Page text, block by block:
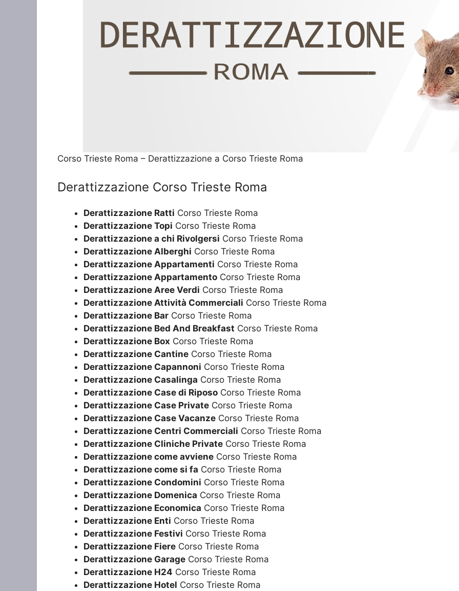
Corso Trieste Roma – Derattizzazione a Corso Trieste Roma
Derattizzazione Corso Trieste Roma
Derattizzazione Ratti Corso Trieste Roma
Derattizzazione Topi Corso Trieste Roma
Derattizzazione a chi Rivolgersi Corso Trieste Roma
Derattizzazione Alberghi Corso Trieste Roma
Derattizzazione Appartamenti Corso Trieste Roma
Derattizzazione Appartamento Corso Trieste Roma
Derattizzazione Aree Verdi Corso Trieste Roma
Derattizzazione Attività Commerciali Corso Trieste Roma
Derattizzazione Bar Corso Trieste Roma
Derattizzazione Bed And Breakfast Corso Trieste Roma
Derattizzazione Box Corso Trieste Roma
Derattizzazione Cantine Corso Trieste Roma
Derattizzazione Capannoni Corso Trieste Roma
Derattizzazione Casalinga Corso Trieste Roma
Derattizzazione Case di Riposo Corso Trieste Roma
Derattizzazione Case Private Corso Trieste Roma
Derattizzazione Case Vacanze Corso Trieste Roma
Derattizzazione Centri Commerciali Corso Trieste Roma
Derattizzazione Cliniche Private Corso Trieste Roma
Derattizzazione come avviene Corso Trieste Roma
Derattizzazione come si fa Corso Trieste Roma
Derattizzazione Condomini Corso Trieste Roma
Derattizzazione Domenica Corso Trieste Roma
Derattizzazione Economica Corso Trieste Roma
Derattizzazione Enti Corso Trieste Roma
Derattizzazione Festivi Corso Trieste Roma
Derattizzazione Fiere Corso Trieste Roma
Derattizzazione Garage Corso Trieste Roma
Derattizzazione H24 Corso Trieste Roma
Derattizzazione Hotel Corso Trieste Roma